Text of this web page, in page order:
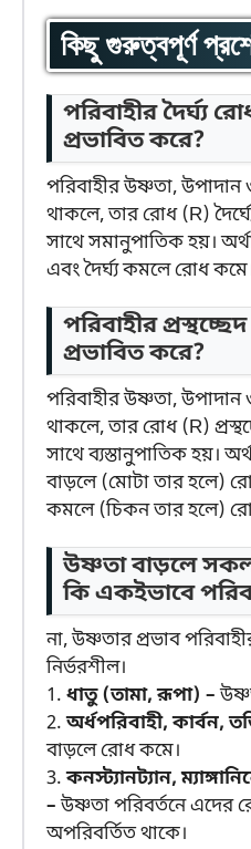
কিছু গুরুত্বপূর্ণ
পরিবাহীর দৈর্ঘ্য
প্রভাবিত করে?
পরিবাহীর উষ্ণতা, উপাদান
থাকলে, তার রোধ (R)
সাথে সমানুপাতিক হয়।
এবং দৈর্ঘ্য কমলে রোধ
পরিবাহীর
প্রভাবিত করে?
পরিবাহীর উষ্ণতা, উপাদান
থাকলে, তার রোধ (R)
সাথে ব্যস্তানুপাতিক হয়।
বাড়লে (মোটা তার হলে)
কমলে (চিকন তার হলে)
উষ্ণতা বাড়লে
কি একইভাবে
না, উষ্ণতার প্রভাব
নির্ভরশীল।
1. ধাতু (তামা, রূপা) –
2.অর্ধপরিবাহী, কার্বন,
বাড়লে রোধ কমে।
3.কনস্ট্যানট্যান,
–উষ্ণতা পরিবর্তনে এদের
অপরিবর্তিত থাকে।